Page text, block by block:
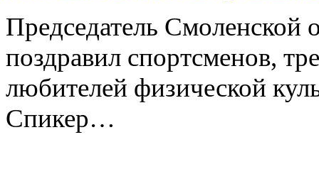
Председатель
поздравил спортсменов,
любителей физической
Спикер…